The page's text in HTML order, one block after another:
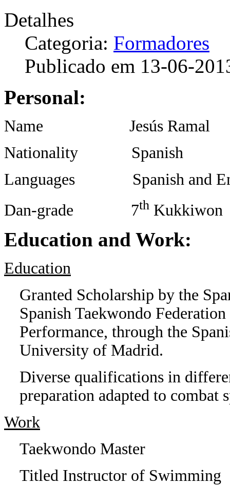
Detalhes
Categoria: Formadores
Publicado em 13-06-
Personal:
Name Jesús Ramal
Nationality Spanish
Languages Spanish and
Dan-grade 7th Kukkiwon
Education and Work:
Education
Granted Scholarship by the
Spanish Taekwondo
Performance, through the
University of Madrid.
Diverse qualifications in
preparation adapted to combat
Work
Taekwondo Master
Titled Instructor of Swimming